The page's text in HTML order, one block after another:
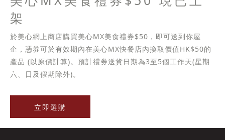
架
於美心網上商店購買美心MX美食禮券$50，即可送到你屋
企，憑券可於有效期內在美心MX快餐店內換取價值HK$50的
產品 (以原價計算)。預計禮券送貨日期為3至5個工作天(星期
六、日及假期除外)。
立即選購